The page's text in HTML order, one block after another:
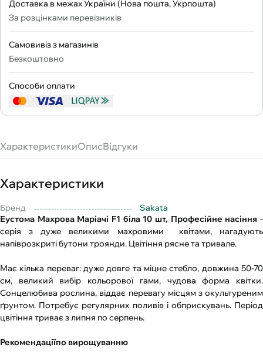
Доставка в межах України (Нова пошта, Укрпошта)
За розцінками перевізників
Самовивіз з магазинів
Безкоштовно
Способи оплати
ХарактеристикиОписВідгуки
Характеристики
Бренд
Sakata
Еустома Махрова Маріачі F1 біла 10 шт, Професійне насіння -
серія з дуже великими махровими квітами, нагадують
напіврозкриті бутони троянди. Цвітіння рясне та тривале.
Має кілька переваг: дуже довге та міцне стебло, довжина 50-70
см, великий вибір кольорової гами, чудова форма квітки.
Сонцелюбива рослина, віддає перевагу місцям з окультуреним
ґрунтом. Потребує регулярних поливів і обприскувань. Період
цвітіння триває з липня по серпень.
Рекомендаціїпо вирощуванню